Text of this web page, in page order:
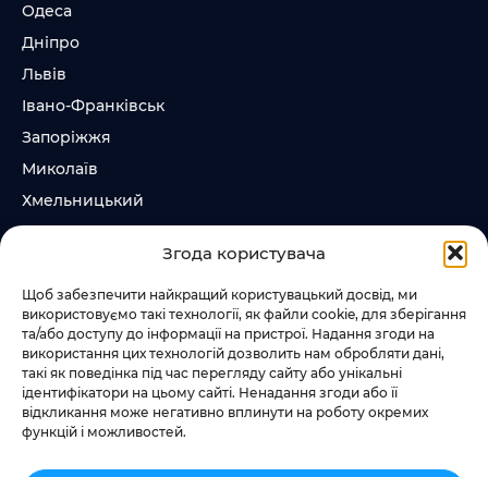
Згода користувача
Щоб забезпечити найкращий користувацький досвід, ми
використовуємо такі технології, як файли cookie, для зберігання
та/або доступу до інформації на пристрої. Надання згоди на
використання цих технологій дозволить нам обробляти дані,
такі як поведінка під час перегляду сайту або унікальні
ідентифікатори на цьому сайті. Ненадання згоди або її
відкликання може негативно вплинути на роботу окремих
функцій і можливостей.
Одеса
Дніпро
Львів
Івано-Франківськ
Запоріжжя
Миколаїв
Хмельницький
Суми
Слідкувати за нами
+38 073 185 81 11
+38 067 457 86 44